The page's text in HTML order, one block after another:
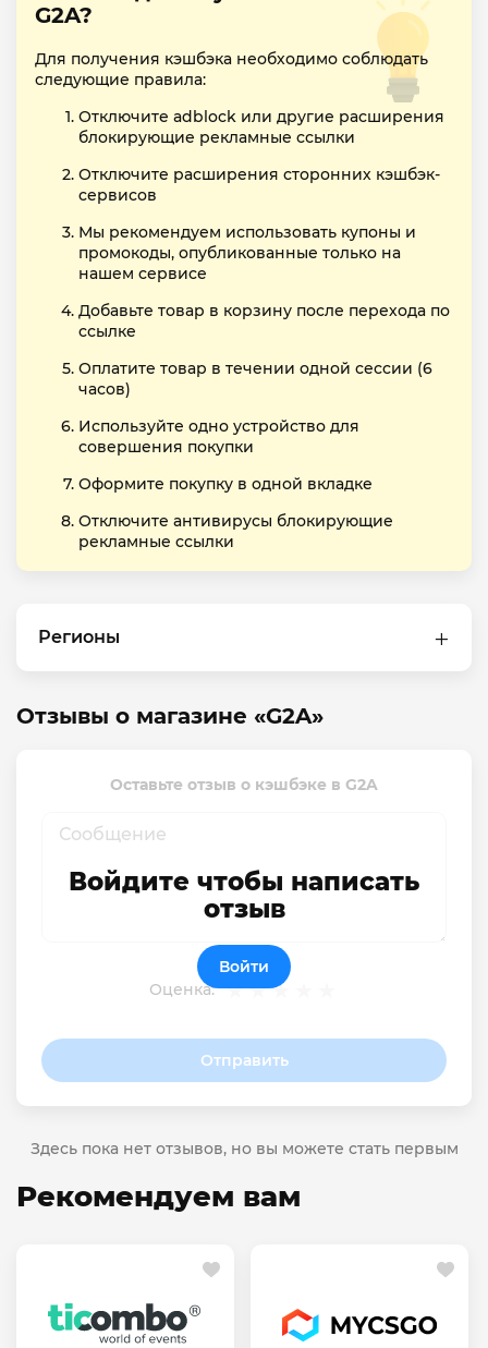
G2A?
Для получения кэшбэка необходимо соблюдать
следующие правила:
Отключите adblock или другие расширения
блокирующие рекламные ссылки
Отключите расширения сторонних кэшбэк-
сервисов
Мы рекомендуем использовать купоны и
промокоды, опубликованные только на
нашем сервисе
Добавьте товар в корзину после перехода по
ссылке
Оплатите товар в течении одной сессии (6
часов)
Используйте одно устройство для
совершения покупки
Оформите покупку в одной вкладке
Отключите антивирусы блокирующие
рекламные ссылки
Регионы
Отзывы о магазине «G2A»
Оставьте отзыв о кэшбэке в G2A
Оценка:
Отправить
Войдите чтобы написать
отзыв
Войти
Здесь пока нет отзывов, но вы можете стать первым
Рекомендуем вам